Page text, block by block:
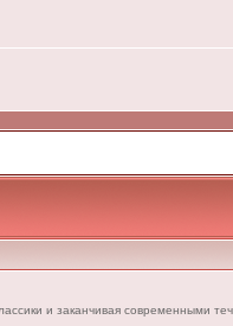
и заканчивая современными